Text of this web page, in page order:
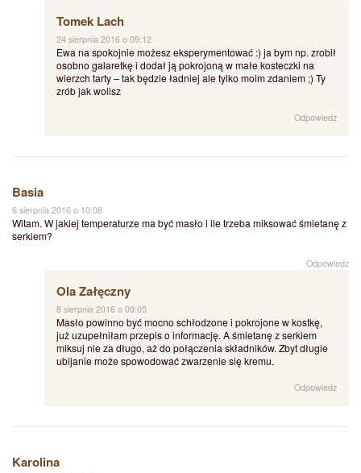
Tomek Lach
24 sierpnia 2016 o 09:12
Ewa na spokojnie możesz eksperymentować :) ja bym np. zrobił
osobno galaretkę i dodał ją pokrojoną w małe kosteczki na
wierzch tarty – tak będzie ładniej ale tylko moim zdaniem ;) Ty
zrób jak wolisz
Odpowiedz
Basia
6 sierpnia 2016 o 10:08
Witam. W jakiej temperaturze ma być masło i ile trzeba miksować śmietanę z
serkiem?
Odpowiedz
Ola Załęczny
8 sierpnia 2016 o 09:05
Masło powinno być mocno schłodzone i pokrojone w kostkę,
już uzupełniłam przepis o informację. A śmietanę z serkiem
miksuj nie za długo, aż do połączenia składników. Zbyt długie
ubijanie może spowodować zwarzenie się kremu.
Odpowiedz
Karolina